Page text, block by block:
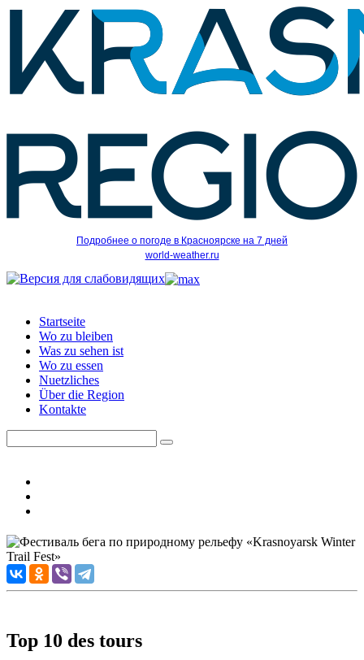
Подробнее о погоде в Красноярске на 7 дней
world-weather.ru
Startseite
Wo zu bleiben
Was zu sehen ist
Wo zu essen
Nuetzliches
Über die Region
Kontakte
Top 10 des tours